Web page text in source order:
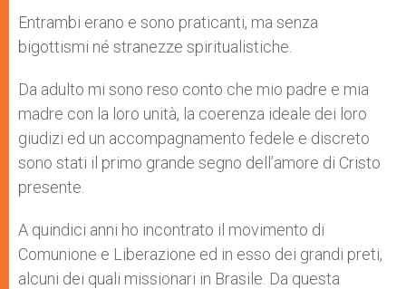
Entrambi erano e sono praticanti, ma senza
bigottismi né stranezze spiritualistiche.
Da adulto mi sono reso conto che mio padre e mia
madre con la loro unità, la coerenza ideale dei loro
giudizi ed un accompagnamento fedele e discreto
sono stati il primo grande segno dell’amore di Cristo
presente.
A quindici anni ho incontrato il movimento di
Comunione e Liberazione ed in esso dei grandi preti,
alcuni dei quali missionari in Brasile. Da questa